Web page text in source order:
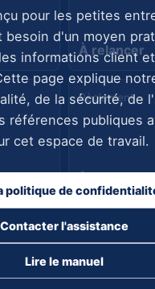
À relancer
Règlement
pour les petites
besoin d'un moyen
informations client
page explique
de la sécurité, de
références publiques
cet espace de travail.
politique de
Contacter l'assistance
Lire le manuel